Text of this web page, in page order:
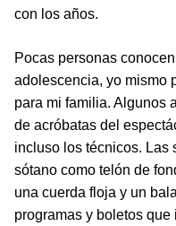
con los años.
Pocas personas
adolescencia, yo mismo
para mi familia. Algunos
de acróbatas del
incluso los técnicos. Las
sótano como telón de
una cuerda floja y un
programas y boletos